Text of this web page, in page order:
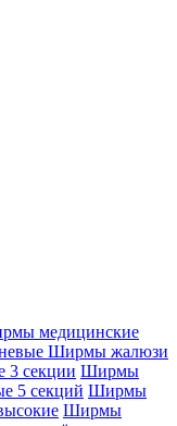
медицинские
Ширмы жалюзи
3 секции Ширмы
5 секций Ширмы
Ширмы